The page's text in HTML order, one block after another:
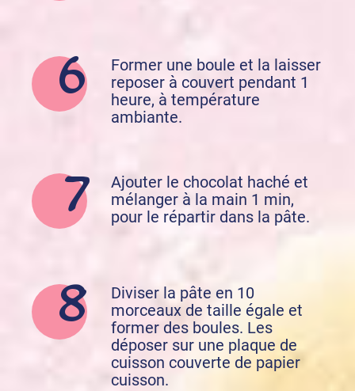
Former une boule et la laisser
reposer à couvert pendant 1
heure, à température
ambiante.
Ajouter le chocolat haché et
mélanger à la main 1 min,
pour le répartir dans la pâte.
Diviser la pâte en 10
morceaux de taille égale et
former des boules. Les
déposer sur une plaque de
cuisson couverte de papier
cuisson.